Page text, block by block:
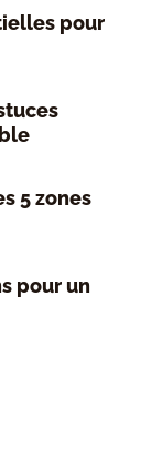
pour
5 zones
pour un